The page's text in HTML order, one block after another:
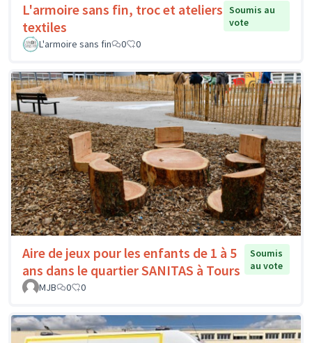
L'armoire sans fin, troc et ateliers
textiles
Soumis au
vote
L'armoire sans fin
0 0
Aire de jeux pour les enfants de 1 à 5
ans dans le quartier SANITAS à Tours
Soumis
au vote
MJB
0 0